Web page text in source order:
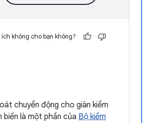
không cho bạn không?
chuyển động cho giàn kiểm
là một phần của Bộ kiểm